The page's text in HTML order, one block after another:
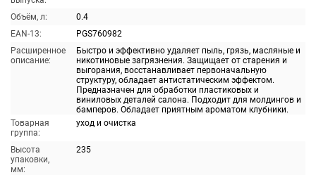
Объём, л:
0.4
EAN-13:
PGS760982
Расширенное
описание:
Быстро и эффективно удаляет пыль, грязь, масляные и
никотиновые загрязнения. Защищает от старения и
выгорания, восстанавливает первоначальную
структуру, обладает антистатическим эффектом.
Предназначен для обработки пластиковых и
виниловых деталей салона. Подходит для молдингов и
бамперов. Обладает приятным ароматом клубники.
Товарная
группа:
уход и очистка
Высота
упаковки,
мм:
235